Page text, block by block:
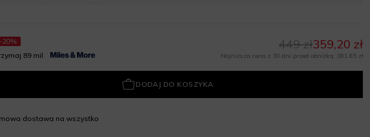
-20%
89 mil
359,20 zł
449 zł
Najniższa cena z 30 dni przed obniżką: 381,65 zł
DODAJ DO KOSZYKA
dostawa na wszystko